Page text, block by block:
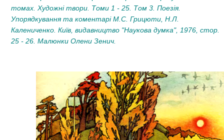
томах. Художні твори. Томи 1 - 25. Том 3. Поезія.
Упорядкування та коментарі М.С. Грицюти, Н.Л.
Калениченко. Київ, видавництво "Наукова думка", 1976, стор.
25 - 26. Малюнки Олени Зенич.